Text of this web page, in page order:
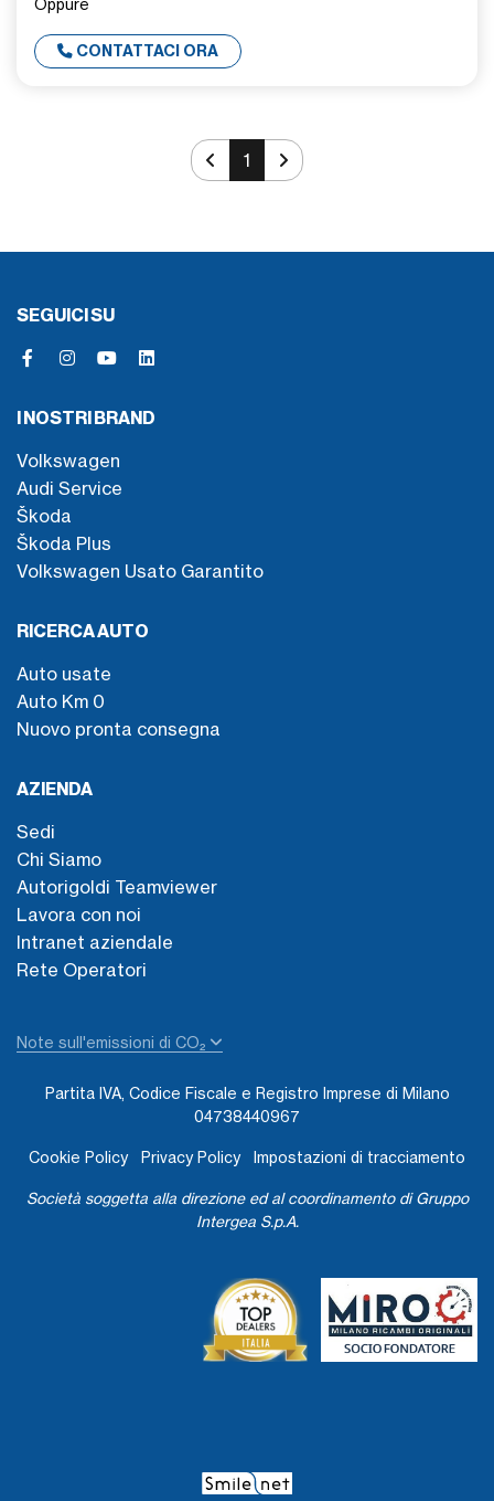
Oppure
CONTATTACI ORA
1
SEGUICI SU
I NOSTRI BRAND
Volkswagen
Audi Service
Škoda
Škoda Plus
Volkswagen Usato Garantito
RICERCA AUTO
Auto usate
Auto Km 0
Nuovo pronta consegna
AZIENDA
Sedi
Chi Siamo
Autorigoldi Teamviewer
Lavora con noi
Intranet aziendale
Rete Operatori
Note sull'emissioni di CO₂
Partita IVA, Codice Fiscale e Registro Imprese di Milano
04738440967
Cookie Policy Privacy Policy Impostazioni di tracciamento
Società soggetta alla direzione ed al coordinamento di Gruppo
Intergea S.p.A.